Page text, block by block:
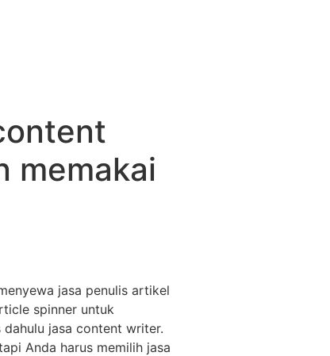
memakai
jasa penulis artikel
spinner untuk
jasa content writer.
Anda harus memilih jasa